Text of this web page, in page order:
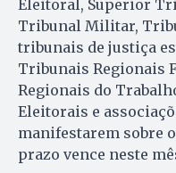
Eleitoral, Superior
Tribunal Militar,
tribunais de justiça
Tribunais Regionais
Regionais do
Eleitorais e
manifestarem sobre
prazo vence neste